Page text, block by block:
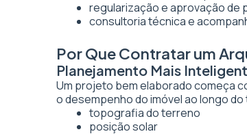
regularização e aprovação de
consultoria técnica e
Por Que Contratar um
Planejamento Mais
Um projeto bem elaborado começa
o desempenho do imóvel ao longo
topografia do terreno
posição solar